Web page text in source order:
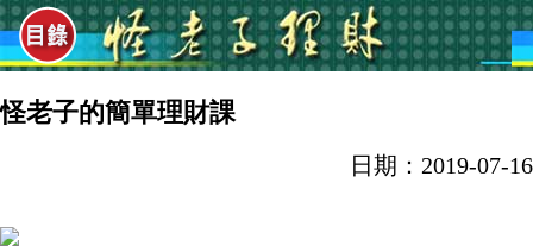
怪老子的簡單理財課
日期：2019-07-16